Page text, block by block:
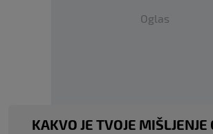
Oglas
KAKVO JE TVOJE MIŠLJENJE